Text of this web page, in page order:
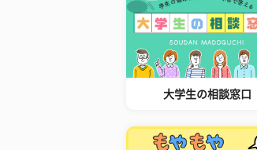
大学生の相談窓口